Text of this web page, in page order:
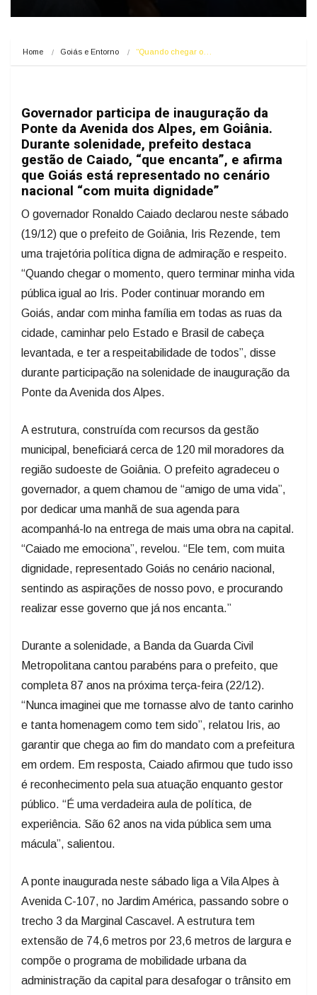
Home Goiás e Entorno “Quando chegar o…
Governador participa de inauguração da
Ponte da Avenida dos Alpes, em Goiânia.
Durante solenidade, prefeito destaca
gestão de Caiado, “que encanta”, e afirma
que Goiás está representado no cenário
nacional “com muita dignidade”
O governador Ronaldo Caiado declarou neste sábado
(19/12) que o prefeito de Goiânia, Iris Rezende, tem
uma trajetória política digna de admiração e respeito.
“Quando chegar o momento, quero terminar minha vida
pública igual ao Iris. Poder continuar morando em
Goiás, andar com minha família em todas as ruas da
cidade, caminhar pelo Estado e Brasil de cabeça
levantada, e ter a respeitabilidade de todos”, disse
durante participação na solenidade de inauguração da
Ponte da Avenida dos Alpes.
A estrutura, construída com recursos da gestão
municipal, beneficiará cerca de 120 mil moradores da
região sudoeste de Goiânia. O prefeito agradeceu o
governador, a quem chamou de “amigo de uma vida”,
por dedicar uma manhã de sua agenda para
acompanhá-lo na entrega de mais uma obra na capital.
“Caiado me emociona”, revelou. “Ele tem, com muita
dignidade, representado Goiás no cenário nacional,
sentindo as aspirações de nosso povo, e procurando
realizar esse governo que já nos encanta.”
Durante a solenidade, a Banda da Guarda Civil
Metropolitana cantou parabéns para o prefeito, que
completa 87 anos na próxima terça-feira (22/12).
“Nunca imaginei que me tornasse alvo de tanto carinho
e tanta homenagem como tem sido”, relatou Iris, ao
garantir que chega ao fim do mandato com a prefeitura
em ordem. Em resposta, Caiado afirmou que tudo isso
é reconhecimento pela sua atuação enquanto gestor
público. “É uma verdadeira aula de política, de
experiência. São 62 anos na vida pública sem uma
mácula”, salientou.
A ponte inaugurada neste sábado liga a Vila Alpes à
Avenida C-107, no Jardim América, passando sobre o
trecho 3 da Marginal Cascavel. A estrutura tem
extensão de 74,6 metros por 23,6 metros de largura e
compõe o programa de mobilidade urbana da
administração da capital para desafogar o trânsito em